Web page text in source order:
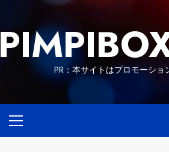
content
PR：本サイトはプロモーショ
Menu